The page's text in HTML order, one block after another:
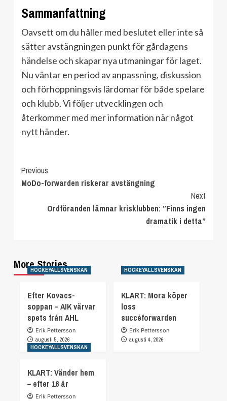
Sammanfattning
Oavsett om du håller med beslutet eller inte så
sätter avstängningen punkt för gårdagens
händelse och skapar nya utmaningar för laget.
Nu väntar en period av anpassning, diskussion
och förhoppningsvis lärdomar för både spelare
och klubb. Vi följer utvecklingen och
återkommer med mer information när något
nytt händer.
Continue
Reading
Previous
MoDo-forwarden riskerar avstängning
Next
Ordföranden lämnar krisklubben: ”Finns ingen
dramatik i detta”
More Stories
HOCKEYALLSVENSKAN
Efter Kovacs-
soppan – AIK värvar
spets från AHL
Erik Pettersson
augusti 5, 2026
HOCKEYALLSVENSKAN
KLART: Mora köper
loss
succéforwarden
Erik Pettersson
augusti 4, 2026
HOCKEYALLSVENSKAN
KLART: Vänder hem
– efter 16 år
Erik Pettersson